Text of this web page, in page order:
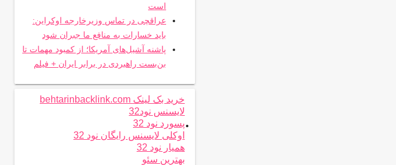
است
عراقچی در تماس وزیرخارجه اوکراین:
باید خسارات به منافع ما جبران شود
پاشنه آشیل‌های آمریکا؛ از کمبود مهمات تا
بن‌بست راهبردی در برابر ایران + فیلم
.
خرید بک لینک behtarinbacklink.com
لایسنس نود32
پسورد نود 32
اوکلی لایسنس رایگان نود 32
همیار نود 32
بهترین سئو